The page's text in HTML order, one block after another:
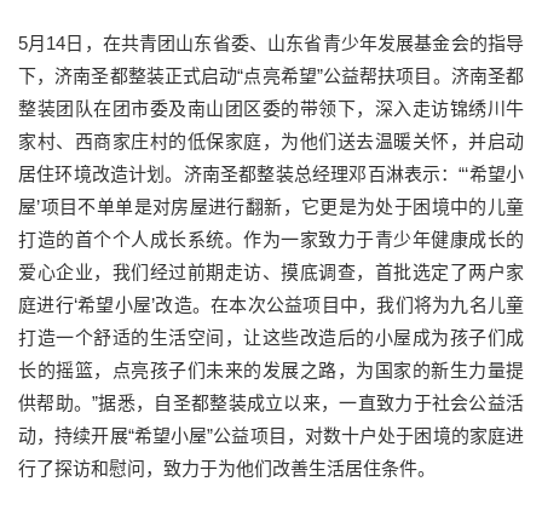
5月14日，在共青团山东省委、山东省青少年发展基金会的指导
下，济南圣都整装正式启动“点亮希望”公益帮扶项目。济南圣都
整装团队在团市委及南山团区委的带领下，深入走访锦绣川牛
家村、西商家庄村的低保家庭，为他们送去温暖关怀，并启动
居住环境改造计划。济南圣都整装总经理邓百淋表示：“‘希望小
屋’项目不单单是对房屋进行翻新，它更是为处于困境中的儿童
打造的首个个人成长系统。作为一家致力于青少年健康成长的
爱心企业，我们经过前期走访、摸底调查，首批选定了两户家
庭进行‘希望小屋’改造。在本次公益项目中，我们将为九名儿童
打造一个舒适的生活空间，让这些改造后的小屋成为孩子们成
长的摇篮，点亮孩子们未来的发展之路，为国家的新生力量提
供帮助。”据悉，自圣都整装成立以来，一直致力于社会公益活
动，持续开展“希望小屋”公益项目，对数十户处于困境的家庭进
行了探访和慰问，致力于为他们改善生活居住条件。